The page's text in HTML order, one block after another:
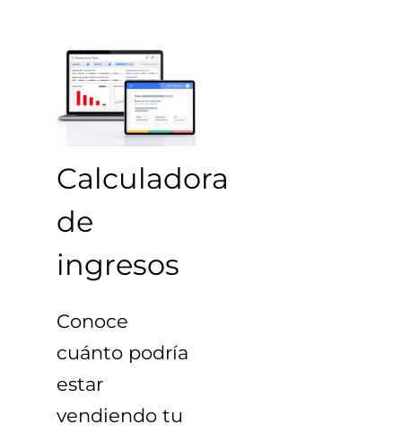
Calculadora
de
ingresos
Conoce
cuánto podría
estar
vendiendo tu